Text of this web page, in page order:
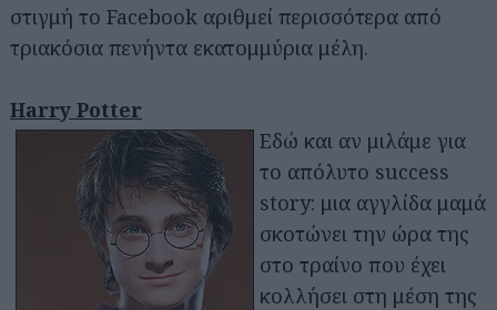
στιγμή το Facebook αριθμεί περισσότερα από
τριακόσια πενήντα εκατομμύρια μέλη.
Harry Potter
Εδώ και αν μιλάμε για
το απόλυτο success
story: μια αγγλίδα μαμά
σκοτώνει την ώρα της
στο τραίνο που έχει
κολλήσει στη μέση της